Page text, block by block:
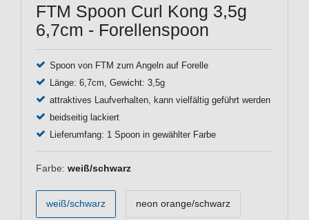
FTM Spoon Curl Kong 3,5g
6,7cm - Forellenspoon
Spoon von FTM zum Angeln auf Forelle
Länge: 6,7cm, Gewicht: 3,5g
attraktives Laufverhalten, kann vielfältig geführt werden
beidseitig lackiert
Lieferumfang: 1 Spoon in gewählter Farbe
Farbe: weiß/schwarz
weiß/schwarz neon orange/schwarz